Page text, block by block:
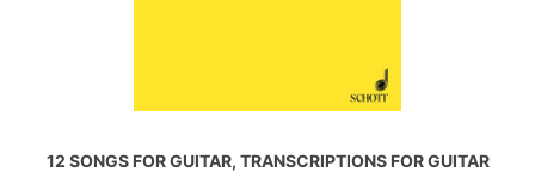
12 SONGS FOR GUITAR, TRANSCRIPTIONS FOR GUITAR